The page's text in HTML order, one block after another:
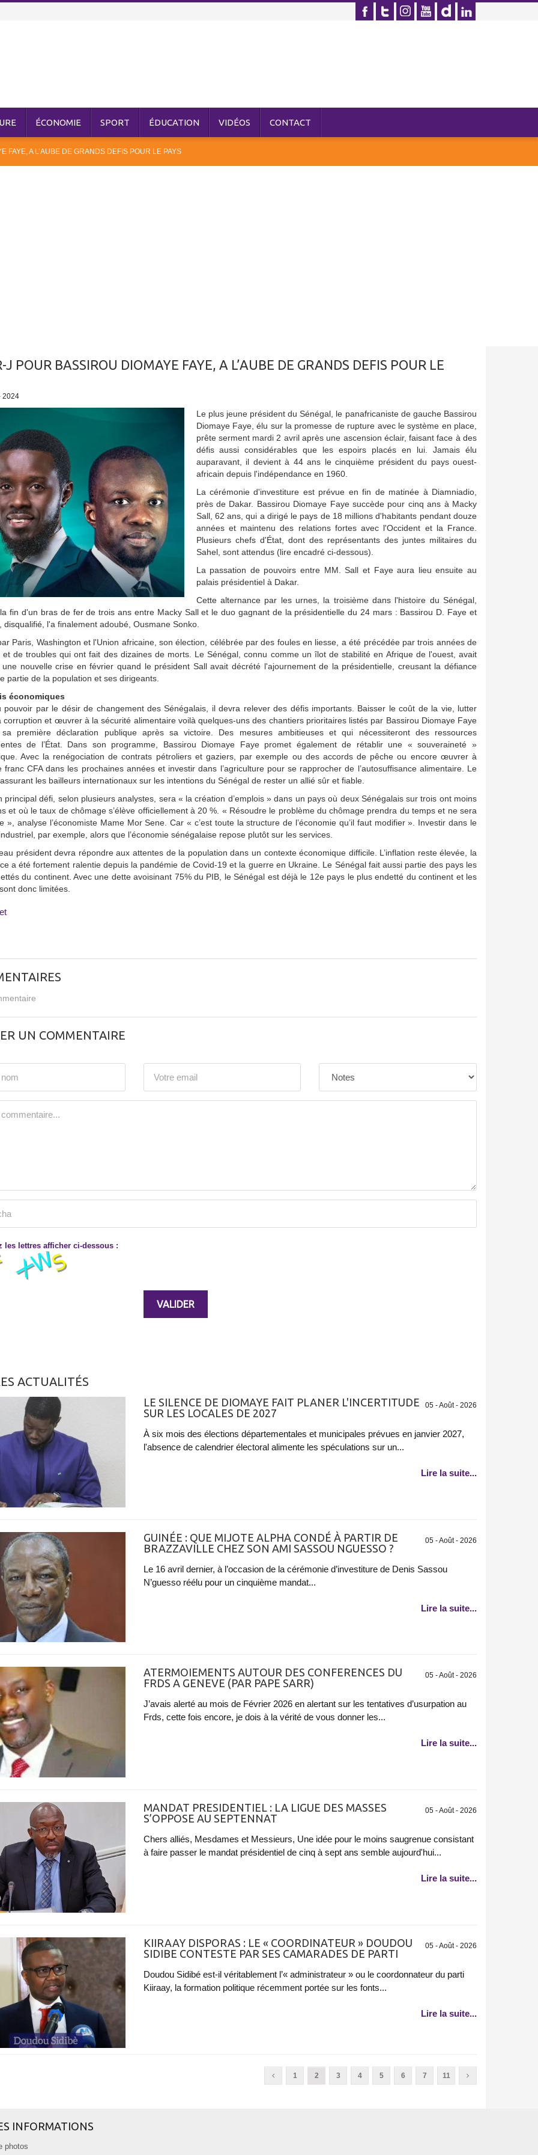
ÉCONOMIE SPORT ÉDUCATION VIDÉOS CONTACT
FAYE, A L’AUBE DE GRANDS DEFIS POUR LE PAYS
J POUR BASSIROU DIOMAYE FAYE, A L’AUBE DE GRANDS DEFIS POUR LE
2024
Le plus jeune président du Sénégal, le panafricaniste de gauche Bassirou
Diomaye Faye, élu sur la promesse de rupture avec le système en place,
prête serment mardi 2 avril après une ascension éclair, faisant face à des
défis aussi considérables que les espoirs placés en lui. Jamais élu
auparavant, il devient à 44 ans le cinquième président du pays ouest-
africain depuis l'indépendance en 1960.
La cérémonie d'investiture est prévue en fin de matinée à Diamniadio,
près de Dakar. Bassirou Diomaye Faye succède pour cinq ans à Macky
Sall, 62 ans, qui a dirigé le pays de 18 millions d'habitants pendant douze
années et maintenu des relations fortes avec l'Occident et la France.
Plusieurs chefs d'État, dont des représentants des juntes militaires du
Sahel, sont attendus (lire encadré ci-dessous).
La passation de pouvoirs entre MM. Sall et Faye aura lieu ensuite au
palais présidentiel à Dakar.
Cette alternance par les urnes, la troisième dans l'histoire du Sénégal,
fin d'un bras de fer de trois ans entre Macky Sall et le duo gagnant de la présidentielle du 24 mars : Bassirou D. Faye et
disqualifié, l'a finalement adoubé, Ousmane Sonko.
Paris, Washington et l'Union africaine, son élection, célébrée par des foules en liesse, a été précédée par trois années de
et de troubles qui ont fait des dizaines de morts. Le Sénégal, connu comme un îlot de stabilité en Afrique de l'ouest, avait
une nouvelle crise en février quand le président Sall avait décrété l'ajournement de la présidentielle, creusant la défiance
partie de la population et ses dirigeants.
économiques
pouvoir par le désir de changement des Sénégalais, il devra relever des défis importants. Baisser le coût de la vie, lutter
corruption et œuvrer à la sécurité alimentaire voilà quelques-uns des chantiers prioritaires listés par Bassirou Diomaye Faye
première déclaration publique après sa victoire. Des mesures ambitieuses et qui nécessiteront des ressources
de l’État. Dans son programme, Bassirou Diomaye Faye promet également de rétablir une « souveraineté »
Avec la renégociation de contrats pétroliers et gaziers, par exemple ou des accords de pêche ou encore œuvrer à
franc CFA dans les prochaines années et investir dans l’agriculture pour se rapprocher de l’autosuffisance alimentaire. Le
les bailleurs internationaux sur les intentions du Sénégal de rester un allié sûr et fiable.
principal défi, selon plusieurs analystes, sera « la création d’emplois » dans un pays où deux Sénégalais sur trois ont moins
et où le taux de chômage s’élève officiellement à 20 %. « Résoudre le problème du chômage prendra du temps et ne sera
», analyse l’économiste Mame Mor Sene. Car « c’est toute la structure de l’économie qu’il faut modifier ». Investir dans le
par exemple, alors que l’économie sénégalaise repose plutôt sur les services.
président devra répondre aux attentes de la population dans un contexte économique difficile. L’inflation reste élevée, la
a été fortement ralentie depuis la pandémie de Covid-19 et la guerre en Ukraine. Le Sénégal fait aussi partie des pays les
du continent. Avec une dette avoisinant 75% du PIB, le Sénégal est déjà le 12e pays le plus endetté du continent et les
donc limitées.
UN COMMENTAIRE
les lettres afficher ci-dessous :
ACTUALITÉS
05 - Août - 2026
LE SILENCE DE DIOMAYE FAIT PLANER L'INCERTITUDE
SUR LES LOCALES DE 2027
À six mois des élections départementales et municipales prévues en janvier 2027,
l'absence de calendrier électoral alimente les spéculations sur un...
Lire la suite...
05 - Août - 2026
GUINÉE : QUE MIJOTE ALPHA CONDÉ À PARTIR DE
BRAZZAVILLE CHEZ SON AMI SASSOU NGUESSO ?
Le 16 avril dernier, à l’occasion de la cérémonie d’investiture de Denis Sassou
N’guesso réélu pour un cinquième mandat...
Lire la suite...
05 - Août - 2026
ATERMOIEMENTS AUTOUR DES CONFERENCES DU
FRDS A GENEVE (PAR PAPE SARR)
J’avais alerté au mois de Février 2026 en alertant sur les tentatives d’usurpation au
Frds, cette fois encore, je dois à la vérité de vous donner les...
Lire la suite...
05 - Août - 2026
MANDAT PRESIDENTIEL : LA LIGUE DES MASSES
S’OPPOSE AU SEPTENNAT
Chers alliés, Mesdames et Messieurs, Une idée pour le moins saugrenue consistant
à faire passer le mandat présidentiel de cinq à sept ans semble aujourd'hui...
Lire la suite...
05 - Août - 2026
KIIRAAY DISPORAS : LE « COORDINATEUR » DOUDOU
SIDIBE CONTESTE PAR SES CAMARADES DE PARTI
Doudou Sidibé est-il véritablement l’« administrateur » ou le coordonnateur du parti
Kiiraay, la formation politique récemment portée sur les fonts...
Lire la suite...
1 2 3 4 5 6 7 11
INFORMATIONS
photos